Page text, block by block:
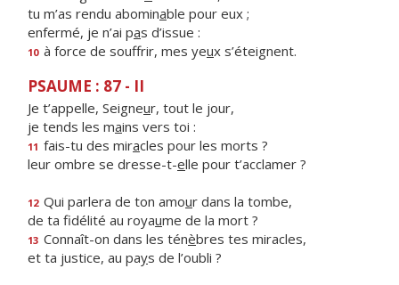
tu m’as rendu abominable pour eux ;
enfermé, je n’ai pas d’issue :
10 à force de souffrir, mes yeux s’éteignent.
PSAUME : 87 - II
Je t’appelle, Seigneur, tout le jour,
je tends les mains vers toi :
11 fais-tu des miracles pour les morts ?
leur ombre se dresse-t-elle pour t’acclamer ?
12 Qui parlera de ton amour dans la tombe,
de ta fidélité au royaume de la mort ?
13 Connaît-on dans les ténèbres tes miracles,
et ta justice, au pays de l’oubli ?